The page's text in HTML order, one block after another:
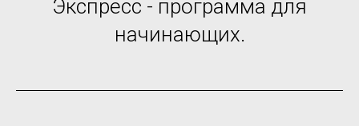
Экспресс - программа для
начинающих.